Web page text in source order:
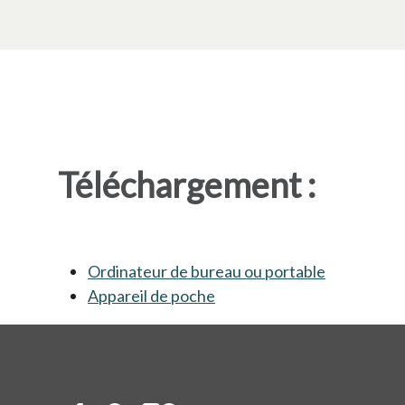
Téléchargement :
Ordinateur de bureau ou portable
Appareil de poche